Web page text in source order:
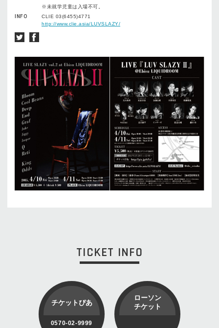
※未就学児童は入場不可。
INFO
CLIE 03(6455)4771
http://www.clie.asia/LUVSLAZY/
TICKET INFO
チケットぴあ
0570-02-9999
ローソン
チケット